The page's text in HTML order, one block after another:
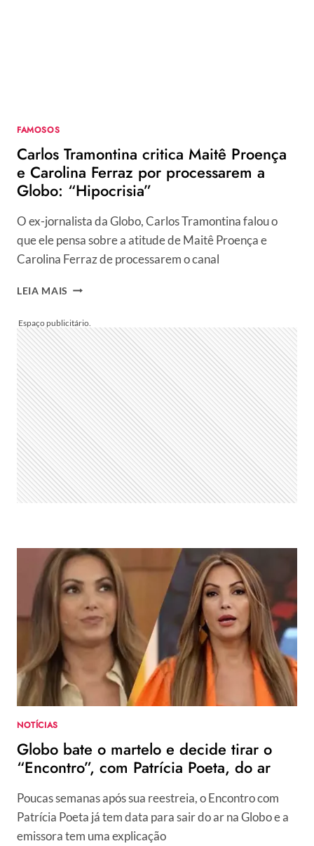
FAMOSOS
Carlos Tramontina critica Maitê Proença
e Carolina Ferraz por processarem a
Globo: “Hipocrisia”
O ex-jornalista da Globo, Carlos Tramontina falou o
que ele pensa sobre a atitude de Maitê Proença e
Carolina Ferraz de processarem o canal
LEIA MAIS CARLOS
MAITÊ
PROENÇA
E
CAROLINA
FERRAZ
POR
PROCESSAREM
A
GLOBO:
“HIPOCRISIA”
NOTÍCIAS
Globo bate o martelo e decide tirar o
“Encontro”, com Patrícia Poeta, do ar
Poucas semanas após sua reestreia, o Encontro com
Patrícia Poeta já tem data para sair do ar na Globo e a
emissora tem uma explicação